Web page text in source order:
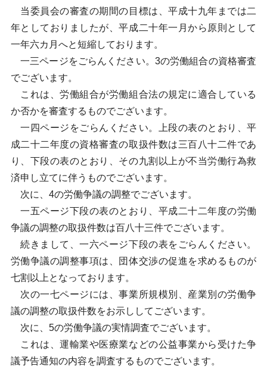
当委員会の審査の期間の目標は、平成十九年までは二
年としておりましたが、平成二十年一月から原則として
一年六カ月へと短縮しております。
一三ページをごらんください。3の労働組合の資格審査
でございます。
これは、労働組合が労働組合法の規定に適合している
か否かを審査するものでございます。
一四ページをごらんください。上段の表のとおり、平
成二十二年度の資格審査の取扱件数は三百八十二件であ
り、下段の表のとおり、その九割以上が不当労働行為救
済申し立てに伴うものでございます。
次に、4の労働争議の調整でございます。
一五ページ下段の表のとおり、平成二十二年度の労働
争議の調整の取扱件数は百八十三件でございます。
続きまして、一六ページ下段の表をごらんください。
労働争議の調整事項は、団体交渉の促進を求めるものが
七割以上となっております。
次の一七ページには、事業所規模別、産業別の労働争
議の調整の取扱件数をお示ししてございます。
次に、5の労働争議の実情調査でございます。
これは、運輸業や医療業などの公益事業から受けた争
議予告通知の内容を調査するものでございます。